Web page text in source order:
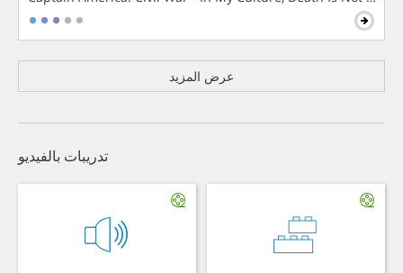
عرض المزيد
تدريبات بالفيديو